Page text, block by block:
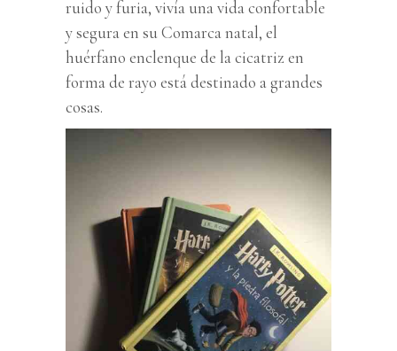
ruido y furia, vivía una vida confortable
y segura en su Comarca natal, el
huérfano enclenque de la cicatriz en
forma de rayo está destinado a grandes
cosas.